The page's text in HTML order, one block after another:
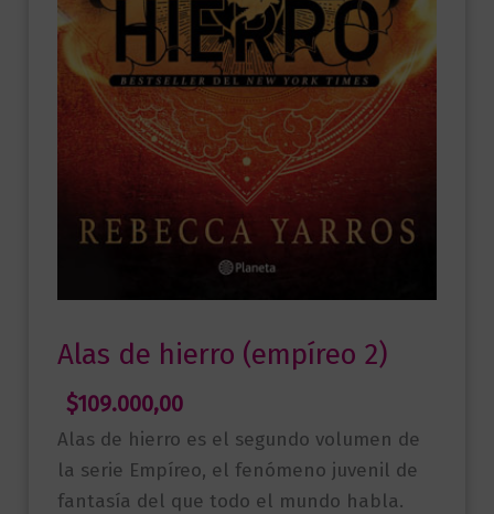
Alas de hierro (empíreo 2)
$109.000,00
Alas de hierro es el segundo volumen de
la serie Empíreo, el fenómeno juvenil de
fantasía del que todo el mundo habla.